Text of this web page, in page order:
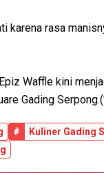
karena rasa
Waffle kini
Gading
#
Kuliner Gading